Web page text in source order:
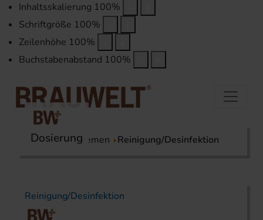
Inhaltsskalierung 100%
Schriftgröße 100%
Zeilenhöhe 100%
Buchstabenabstand 100%
Startseite Themen Reinigung/Desinfektion
Dosierung
Reinigung/Desinfektion